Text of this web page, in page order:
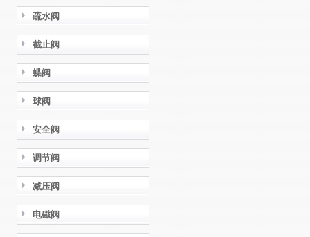
疏水阀
截止阀
蝶阀
球阀
安全阀
调节阀
减压阀
电磁阀